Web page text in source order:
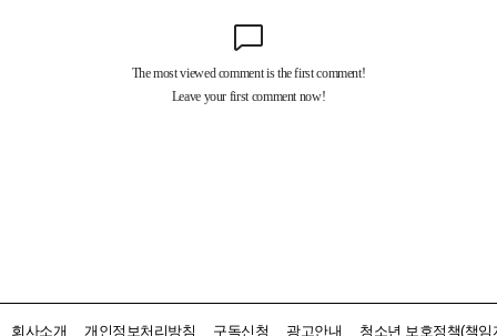
회사소개 개인정보처리방침 구독신청 광고안내 청소년 보호정책(책임